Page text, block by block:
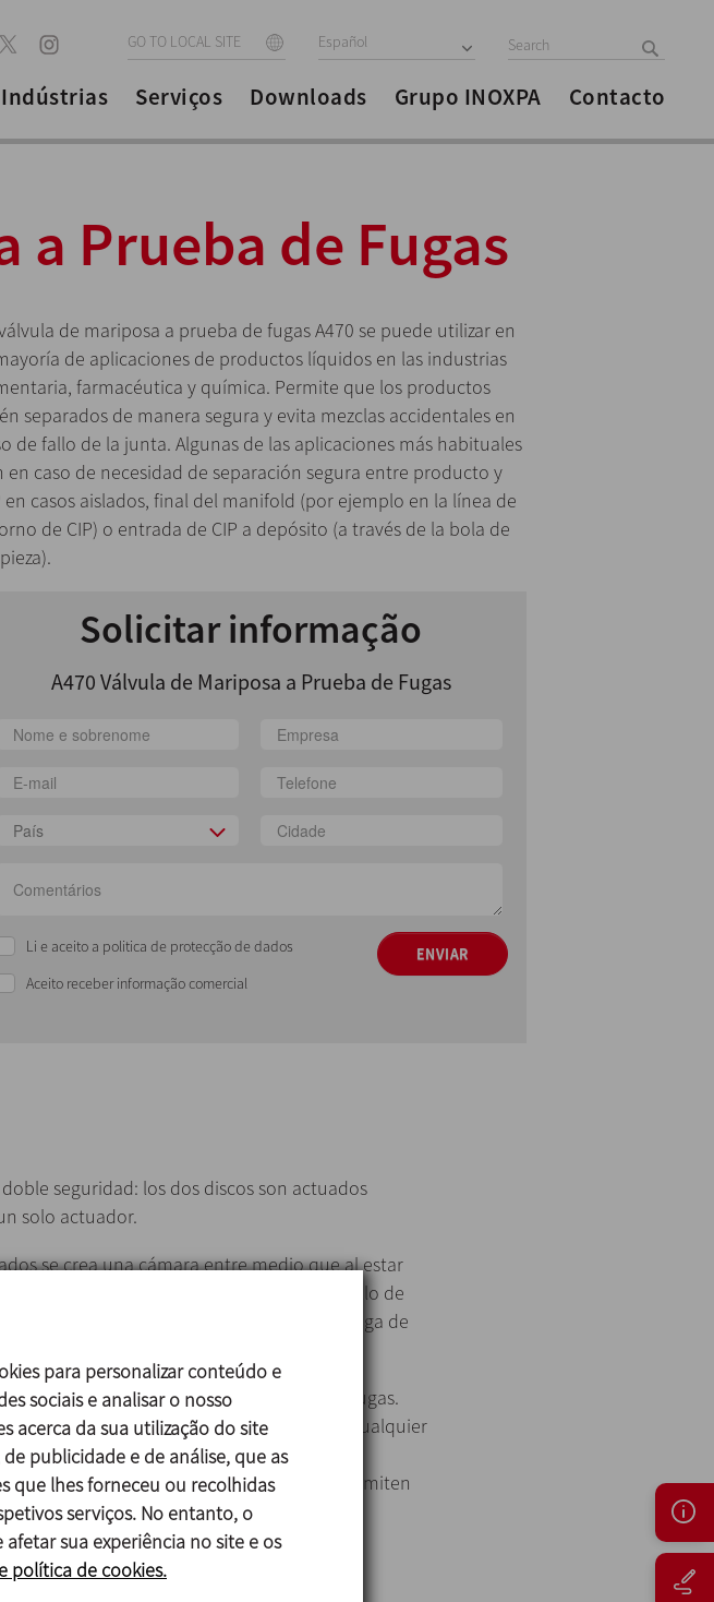
GO TO LOCAL SITE Español
Indústrias Serviços Downloads Grupo INOXPA Contacto
a Prueba de Fugas
de mariposa a prueba de fugas A470 se puede utilizar en
de aplicaciones de productos líquidos en las industrias
farmacéutica y química. Permite que los productos
separados de manera segura y evita mezclas accidentales en
de fallo de la junta. Algunas de las aplicaciones más habituales
en caso de necesidad de separación segura entre producto y
en casos aislados, final del manifold (por ejemplo en la línea de
de CIP) o entrada de CIP a depósito (a través de la bola de
Solicitar informação
A470 Válvula de Mariposa a Prueba de Fugas
País
Li e aceito a politica de protecção de dados
Aceito receber informação comercial
ENVIAR
seguridad: los dos discos son actuados
solo actuador.
se crea una cámara entre medio que al estar
a presión atmosférica. Así, con cualquier fallo de
la posible mezcla de productos con una fuga de
por medio de uno de los detectores de fugas.
del producto de limpieza para evitar cualquier
proporcionan una óptima protección y permiten
para personalizar conteúdo e
sociais e analisar o nosso
acerca da sua utilização do site
publicidade e de análise, que as
que lhes forneceu ou recolhidas
serviços. No entanto, o
sua experiência no site e os
política de cookies.